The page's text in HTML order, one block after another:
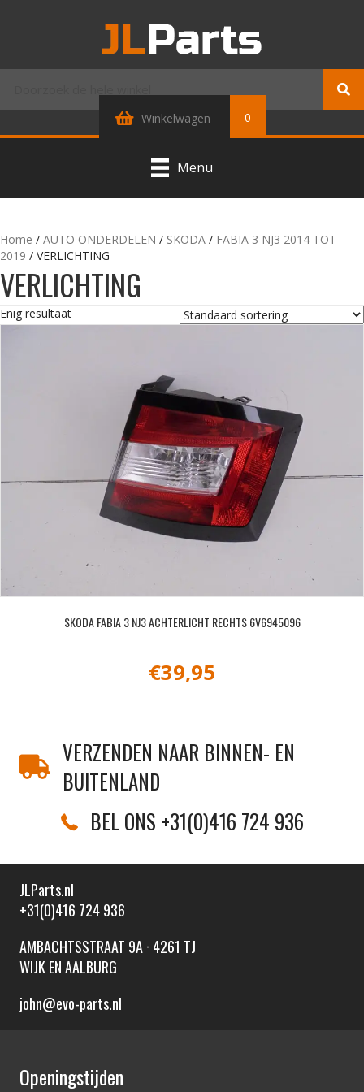
Winkelwagen 0
Menu
Home / AUTO ONDERDELEN / SKODA / FABIA 3 NJ3 2014 TOT
2019 / VERLICHTING
VERLICHTING
Enig resultaat
SKODA FABIA 3 NJ3 ACHTERLICHT RECHTS 6V6945096
€39,95
VERZENDEN NAAR BINNEN- EN
BUITENLAND
BEL ONS +31(0)416 724 936
JLParts.nl
+31(0)416 724 936
AMBACHTSSTRAAT 9A · 4261 TJ
WIJK EN AALBURG
john@evo-parts.nl
Openingstijden